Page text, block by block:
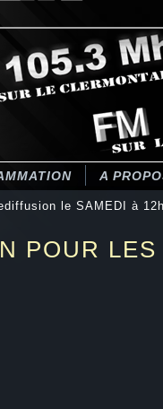
A
le SAMEDI à
POUR LES